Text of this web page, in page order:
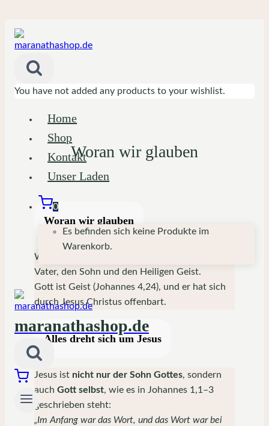
Inhalt
You have not added any products to your wishlist.
Home
Shop
Kontakt
Unser Laden
0
Es befinden sich keine Produkte im
Warenkorb.
maranathashop.de
Woran wir glauben
Woran wir glauben
Wir glauben an den einen wahren Gott – den
Vater, den Sohn und den Heiligen Geist.
Gott ist Geist (Johannes 4,24), und er hat sich
durch Jesus Christus offenbart.
Alles dreht sich um Jesus
Jesus ist nicht nur der Sohn Gottes, sondern
auch Gott selbst, wie es in Johannes 1,1–3
geschrieben steht:
„Im Anfang war das Wort, und das Wort war bei